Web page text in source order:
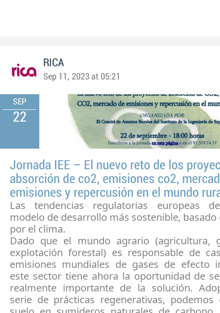
RICA
Sep 11, 2023 at 05:21
SEP
22
Jornada IEE – El nuevo reto de los
absorción de co2, emisiones co2,
emisiones y repercusión en el mundo
Las tendencias regulatorias europeas
modelo de desarrollo más sostenible, basado
por el clima.
Dado que el mundo agrario (agricultura,
explotación forestal) es responsable de
emisiones mundiales de gases de efecto
este sector tiene ahora la oportunidad de
realmente importante de la solución.
serie de prácticas regenerativas, podemos